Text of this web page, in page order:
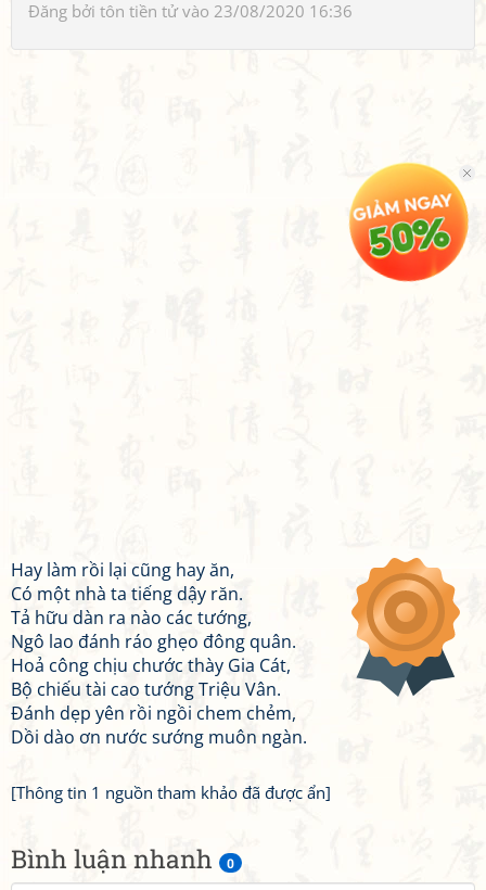
Bình luận nhanh 0
Đăng bởi tôn tiền tửvào 23/08/2020 16:36
Hay làm rồi lại cũng hay ăn,
Có một nhà ta tiếng dậy răn.
Tả hữu dàn ra nào các tướng,
Ngô lao đánh ráo ghẹo đông quân.
Hoả công chịu chước thày Gia Cát,
Bộ chiếu tài cao tướng Triệu Vân.
Đánh dẹp yên rồi ngồi chem chẻm,
Dồi dào ơn nước sướng muôn ngàn.
[Thông tin 1 nguồn tham khảo đã được ẩn]